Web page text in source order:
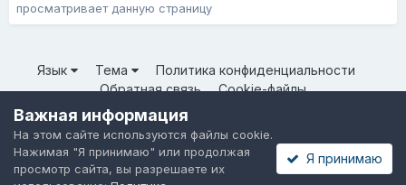
просматривает данную страницу
Язык Тема
Политика конфиденциальности
Обратная связь
Cookie-файлы
© ООО «Неткрейз» 2025
Powered by Invision Community
Важная информация
На этом сайте используются файлы cookie.
Нажимая "Я принимаю" или продолжая
просмотр сайта, вы разрешаете их
Я принимаю